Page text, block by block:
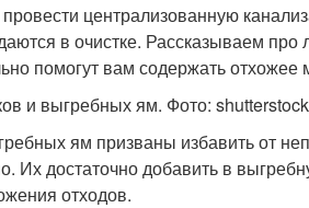
централизованную
в очистке. Рассказываем
помогут вам содержать отхожее
и выгребных ям. Фото:
ям призваны избавить от
Их достаточно добавить в
отходов.